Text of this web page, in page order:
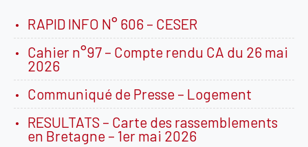
RAPID INFO N° 606 – CESER
Cahier n°97 – Compte rendu CA du 26 mai
2026
Communiqué de Presse – Logement
RESULTATS – Carte des rassemblements
en Bretagne – 1er mai 2026